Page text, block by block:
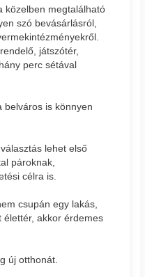
közelben megtalálható
szó bevásárlásról,
játszótér,
perc sétával
belváros is könnyen
lehet első
pároknak,
célra is.
csupán egy lakás,
élettér, akkor érdemes
új otthonát.